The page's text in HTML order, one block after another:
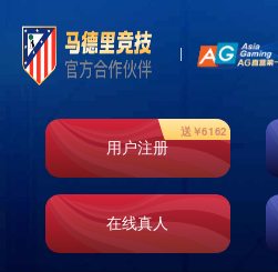
> 产品展示 > 滚动灯箱